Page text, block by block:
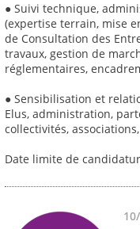
● Suivi technique,
(expertise terrain, mise
de Consultation des
travaux, gestion de
réglementaires,
● Sensibilisation et
Elus, administration,
collectivités,
Date limite de